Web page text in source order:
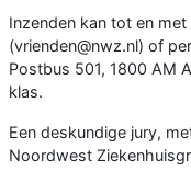
Inzenden kan tot en
(vrienden@nwz.nl) of
Postbus 501, 1800 AM
klas.
Een deskundige jury,
Noordwest